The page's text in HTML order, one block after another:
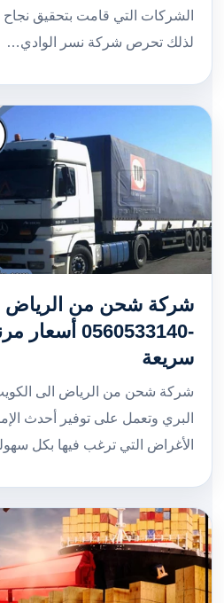
الشركات التي قامت بتحقيق نجاح
لذلك تحرص شركة نسر الوادي…
شركة شحن من الرياض
-
سريعة
شركة شحن من الرياض الى
البري وتعمل على توفير أحدث
الأغراض التي ترغب فيها بكل